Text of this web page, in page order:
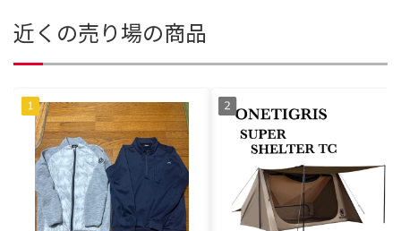
近くの売り場の商品